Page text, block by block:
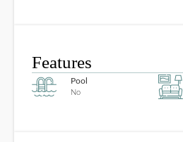
Features
Pool
No